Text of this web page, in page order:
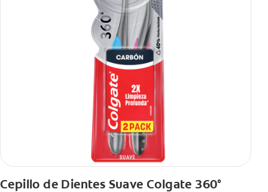
Cepillo de Dientes Suave Colgate 360°